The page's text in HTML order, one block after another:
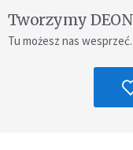
Tworzymy
Tu możesz nas wesprzeć.